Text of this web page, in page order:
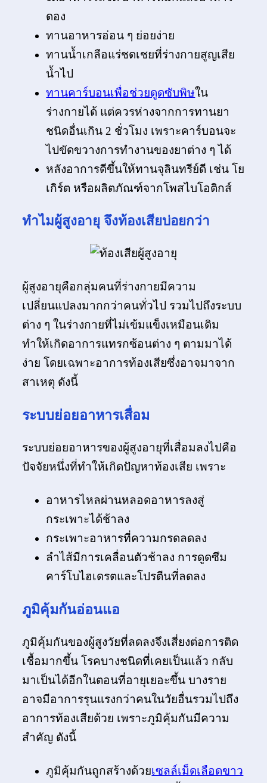
ดอง
ทานอาหารอ่อน ๆ ย่อยง่าย
ทานน้ำเกลือแร่ชดเชยที่ร่างกายสูญเสีย
น้ำไป
ทานคาร์บอนเพื่อช่วยดูดซับพิษใน
ร่างกายได้ แต่ควรห่างจากการทานยา
ชนิดอื่นเกิน 2 ชั่วโมง เพราะคาร์บอนจะ
ไปขัดขวางการทำงานของยาต่าง ๆ ได้
หลังอาการดีขึ้นให้ทานจุลินทรีย์ดี เช่น โย
เกิร์ต หรือผลิตภัณฑ์จากโพสไบโอติกส์
ทำไมผู้สูงอายุ จึงท้องเสียบ่อยกว่า
ผู้สูงอายุคือกลุ่มคนที่ร่างกายมีความ
เปลี่ยนแปลงมากกว่าคนทั่วไป รวมไปถึงระบบ
ต่าง ๆ ในร่างกายที่ไม่เข้มแข็งเหมือนเดิม
ทำให้เกิดอาการแทรกซ้อนต่าง ๆ ตามมาได้
ง่าย โดยเฉพาะอาการท้องเสียซึ่งอาจมาจาก
สาเหตุ ดังนี้
ระบบย่อยอาหารเสื่อม
ระบบย่อยอาหารของผู้สูงอายุที่เสื่อมลงไปคือ
ปัจจัยหนึ่งที่ทำให้เกิดปัญหาท้องเสีย เพราะ
อาหารไหลผ่านหลอดอาหารลงสู่
กระเพาะได้ช้าลง
กระเพาะอาหารที่ความกรดลดลง
ลำไส้มีการเคลื่อนตัวช้าลง การดูดซึม
คาร์โบไฮเดรตและโปรตีนที่ลดลง
ภูมิคุ้มกันอ่อนแอ
ภูมิคุ้มกันของผู้สูงวัยที่ลดลงจึงเสี่ยงต่อการติด
เชื้อมากขึ้น โรคบางชนิดที่เคยเป็นแล้ว กลับ
มาเป็นได้อีกในตอนที่อายุเยอะขึ้น บางราย
อาจมีอาการรุนแรงกว่าคนในวัยอื่นรวมไปถึง
อาการท้องเสียด้วย เพราะภูมิคุ้มกันมีความ
สำคัญ ดังนี้
ภูมิคุ้มกันถูกสร้างด้วยเซลล์เม็ดเลือดขาว